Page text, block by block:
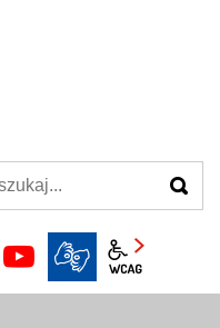
facebookinstagramYouTube